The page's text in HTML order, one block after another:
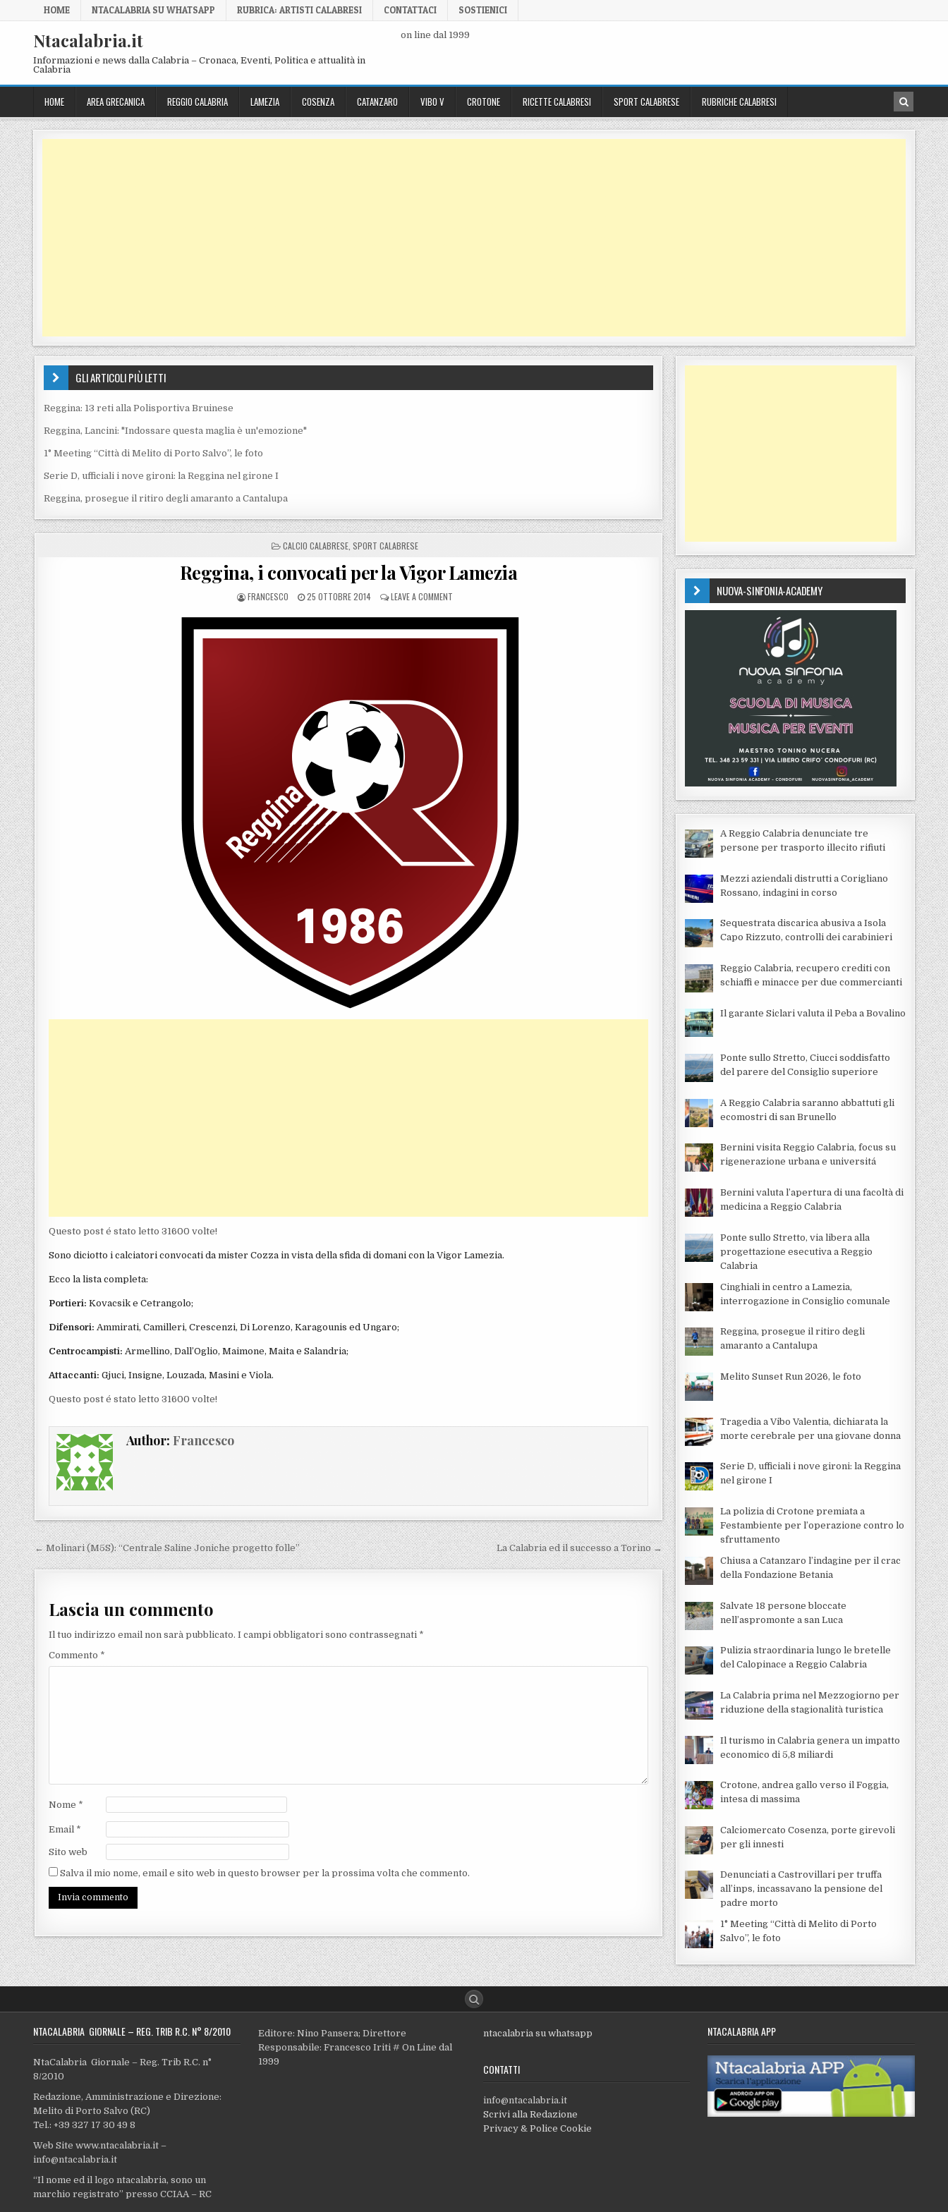
Skip to content
HOME NTACALABRIA SU WHATSAPP RUBRICA: ARTISTI CALABRESI CONTATTACI SOSTIENICI
Ntacalabria.it
Informazioni e news dalla Calabria – Cronaca, Eventi, Politica e attualità in
Calabria
on line dal 1999
HOME AREA GRECANICA REGGIO CALABRIA LAMEZIA COSENZA CATANZARO VIBO V CROTONE RICETTE CALABRESI SPORT CALABRESE RUBRICHE CALABRESI
GLI ARTICOLI PIÙ LETTI
Reggina: 13 reti alla Polisportiva Bruinese
Reggina, Lancini: "Indossare questa maglia è un'emozione"
1° Meeting “Città di Melito di Porto Salvo”, le foto
Serie D, ufficiali i nove gironi: la Reggina nel girone I
Reggina, prosegue il ritiro degli amaranto a Cantalupa
POSTED IN
CALCIO CALABRESE ,SPORT CALABRESE
Reggina, i convocati per la Vigor Lamezia
POSTED BY
FRANCESCO POSTED ON
25 OTTOBRE 2014 LEAVE A COMMENT
Questo post é stato letto 31600 volte!
Sono diciotto i calciatori convocati da mister Cozza in vista della sfida di domani con la Vigor Lamezia.
Ecco la lista completa:
Portieri: Kovacsik e Cetrangolo;
Difensori: Ammirati, Camilleri, Crescenzi, Di Lorenzo, Karagounis ed Ungaro;
Centrocampisti: Armellino, Dall’Oglio, Maimone, Maita e Salandria;
Attaccanti: Gjuci, Insigne, Louzada, Masini e Viola.
Questo post é stato letto 31600 volte!
Author: Francesco
Navigazione articoli
← Molinari (M5S): “Centrale Saline Joniche progetto folle” La Calabria ed il successo a Torino →
Lascia un commento
Il tuo indirizzo email non sarà pubblicato. I campi obbligatori sono contrassegnati *
Commento *
Nome *
Email *
Sito web
Salva il mio nome, email e sito web in questo browser per la prossima volta che commento.
NUOVA-SINFONIA-ACADEMY
A Reggio Calabria denunciate tre
persone per trasporto illecito rifiuti
Mezzi aziendali distrutti a Corigliano
Rossano, indagini in corso
Sequestrata discarica abusiva a Isola
Capo Rizzuto, controlli dei carabinieri
Reggio Calabria, recupero crediti con
schiaffi e minacce per due commercianti
Il garante Siclari valuta il Peba a Bovalino
Ponte sullo Stretto, Ciucci soddisfatto
del parere del Consiglio superiore
A Reggio Calabria saranno abbattuti gli
ecomostri di san Brunello
Bernini visita Reggio Calabria, focus su
rigenerazione urbana e universitá
Bernini valuta l’apertura di una facoltà di
medicina a Reggio Calabria
Ponte sullo Stretto, via libera alla
progettazione esecutiva a Reggio
Calabria
Cinghiali in centro a Lamezia,
interrogazione in Consiglio comunale
Reggina, prosegue il ritiro degli
amaranto a Cantalupa
Melito Sunset Run 2026, le foto
Tragedia a Vibo Valentia, dichiarata la
morte cerebrale per una giovane donna
Serie D, ufficiali i nove gironi: la Reggina
nel girone I
La polizia di Crotone premiata a
Festambiente per l’operazione contro lo
sfruttamento
Chiusa a Catanzaro l’indagine per il crac
della Fondazione Betania
Salvate 18 persone bloccate
nell’aspromonte a san Luca
Pulizia straordinaria lungo le bretelle
del Calopinace a Reggio Calabria
La Calabria prima nel Mezzogiorno per
riduzione della stagionalità turistica
Il turismo in Calabria genera un impatto
economico di 5,8 miliardi
Crotone, andrea gallo verso il Foggia,
intesa di massima
Calciomercato Cosenza, porte girevoli
per gli innesti
Denunciati a Castrovillari per truffa
all’inps, incassavano la pensione del
padre morto
1° Meeting “Città di Melito di Porto
Salvo”, le foto
NTACALABRIA GIORNALE – REG. TRIB R.C. N° 8/2010
NtaCalabria Giornale – Reg. Trib R.C. n°
8/2010
Redazione, Amministrazione e Direzione:
Melito di Porto Salvo (RC)
Tel.: +39 327 17 30 49 8
Web Site www.ntacalabria.it –
info@ntacalabria.it
“Il nome ed il logo ntacalabria, sono un
marchio registrato” presso CCIAA – RC
Editore: Nino Pansera; Direttore
Responsabile: Francesco Iriti # On Line dal
1999
ntacalabria su whatsapp
CONTATTI
info@ntacalabria.it
Scrivi alla Redazione
Privacy & Police Cookie
NTACALABRIA APP